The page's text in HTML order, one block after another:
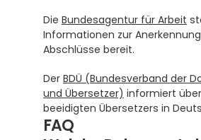
Die Bundesagentur für Arbeit
Informationen zur
Abschlüsse bereit.
Der BDÜ (Bundesverband der
und Übersetzer) informiert
beeidigten Übersetzers in
FAQ